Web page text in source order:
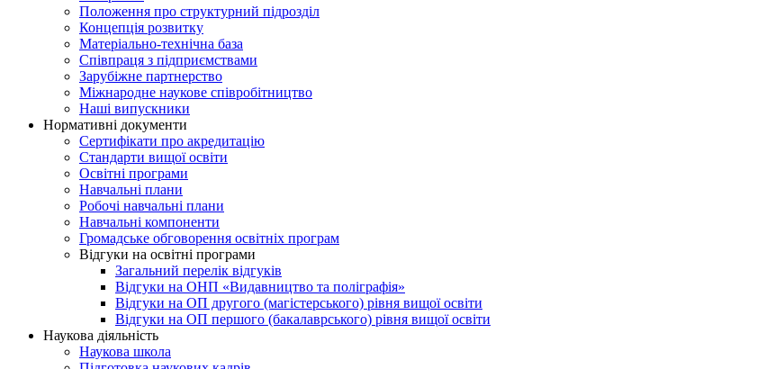
Положення про структурний підрозділ
Концепція розвитку
Матеріально-технічна база
Співпраця з підприємствами
Зарубіжне партнерство
Міжнародне наукове співробітництво
Наші випускники
Нормативні документи
Сертифікати про акредитацію
Стандарти вищої освіти
Освітні програми
Навчальні плани
Робочі навчальні плани
Навчальні компоненти
Громадське обговорення освітніх програм
Відгуки на освітні програми
Загальний перелік відгуків
Відгуки на ОНП «Видавництво та поліграфія»
Відгуки на ОП другого (магістерського) рівня вищої освіти
Відгуки на ОП першого (бакалаврського) рівня вищої освіти
Наукова діяльність
Наукова школа